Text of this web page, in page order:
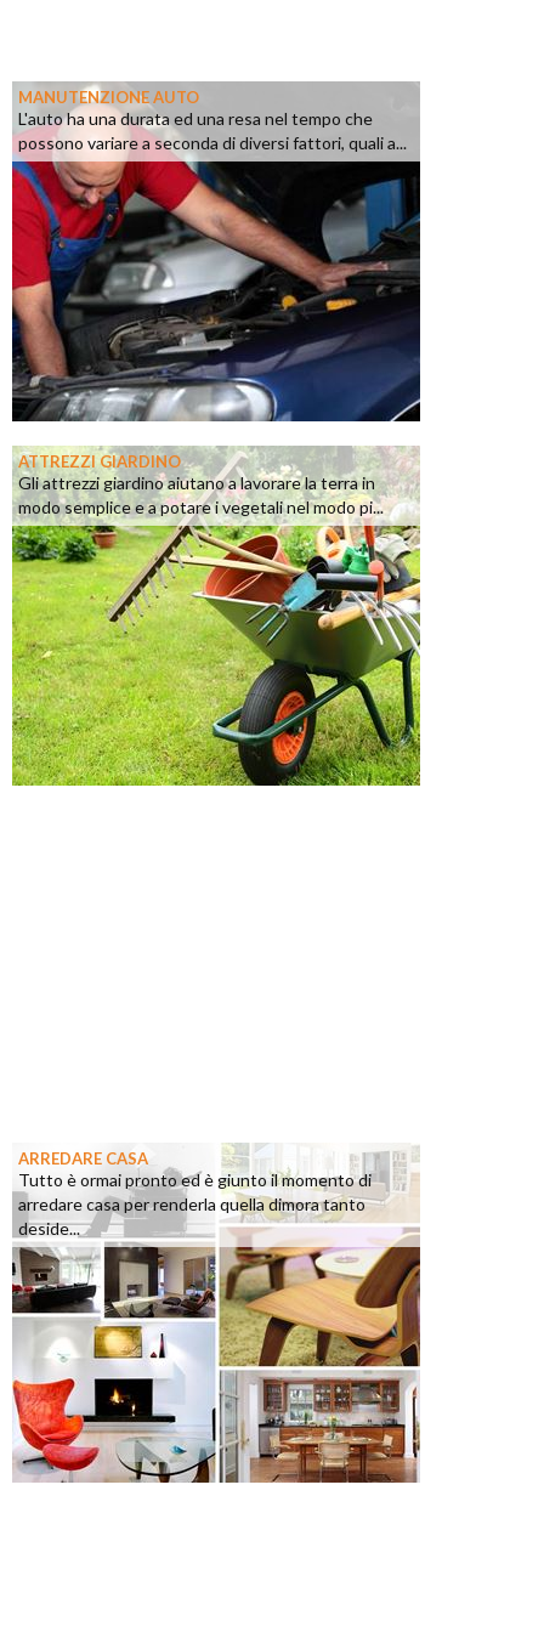
MANUTENZIONE AUTO
L'auto ha una durata ed una resa nel tempo che
possono variare a seconda di diversi fattori, quali a...
ATTREZZI GIARDINO
Gli attrezzi giardino aiutano a lavorare la terra in
modo semplice e a potare i vegetali nel modo pi...
ARREDARE CASA
Tutto è ormai pronto ed è giunto il momento di
arredare casa per renderla quella dimora tanto
deside...